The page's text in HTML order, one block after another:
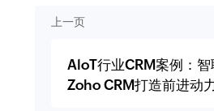
上一页
AloT行业CRM案例：
Zoho CRM打造前进动